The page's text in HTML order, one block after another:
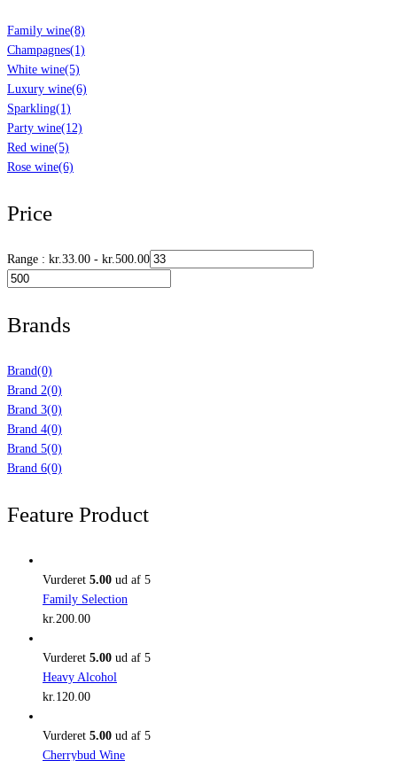
Family wine(8)
Champagnes(1)
White wine(5)
Luxury wine(6)
Sparkling(1)
Party wine(12)
Red wine(5)
Rose wine(6)
Price
Range : kr. 33.00 - kr. 500.00
Brands
Brand(0)
Brand 2(0)
Brand 3(0)
Brand 4(0)
Brand 5(0)
Brand 6(0)
Feature Product
Vurderet 5.00 ud af 5
Family Selection
kr. 200.00
Vurderet 5.00 ud af 5
Heavy Alcohol
kr. 120.00
Vurderet 5.00 ud af 5
Cherrybud Wine